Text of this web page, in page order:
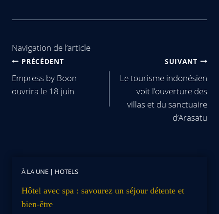
Navigation de l’article
PRÉCÉDENT
Empress by Boon
ouvrira le 18 juin
SUIVANT
Le tourisme indonésien
voit l’ouverture des
villas et du sanctuaire
d’Arasatu
À LA UNE | HOTELS
Hôtel avec spa : savourez un séjour détente et
bien-être